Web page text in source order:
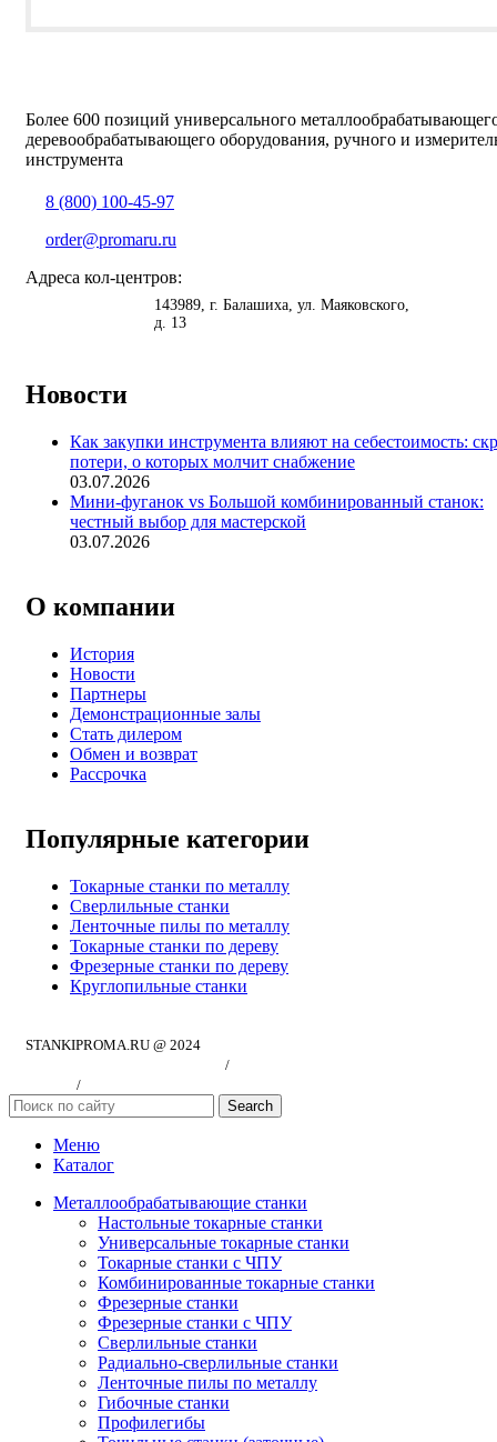
Более 600 позиций универсального
деревообрабатывающего оборудования, ручного и
инструмента
8 (800) 100-45-97
order@promaru.ru
Адреса кол-центров:
143989 , г. Балашиха ул. Маяковского,
д. 13
Новости
Как закупки инструмента влияют на себестоимость:
потери, о которых молчит снабжение
03.07.2026
Мини-фуганок vs Большой комбинированный станок:
честный выбор для мастерской
03.07.2026
О компании
История
Новости
Партнеры
Демонстрационные залы
Стать дилером
Обмен и возврат
Рассрочка
Популярные категории
Токарные станки по металлу
Сверлильные станки
Ленточные пилы по металлу
Токарные станки по дереву
Фрезерные станки по дереву
Круглопильные станки
STANKIPROMA.RU @ 2024
/
/
Search
Меню
Каталог
Металлообрабатывающие станки
Настольные токарные станки
Универсальные токарные станки
Токарные станки с ЧПУ
Комбинированные токарные станки
Фрезерные станки
Фрезерные станки с ЧПУ
Сверлильные станки
Радиально-сверлильные станки
Ленточные пилы по металлу
Гибочные станки
Профилегибы